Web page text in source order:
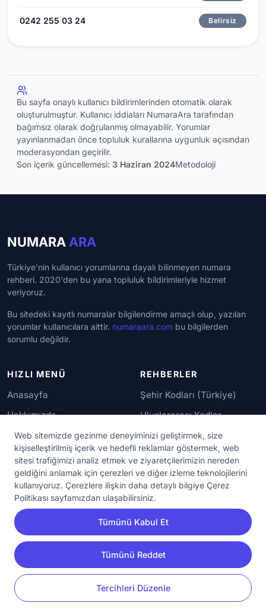
Web sitemizde gezinme deneyiminizi geliştirmek, size
kişiselleştirilmiş içerik ve hedefli reklamlar göstermek, web
sitesi trafiğimizi analiz etmek ve ziyaretçilerimizin nereden
geldiğini anlamak için çerezleri ve diğer izleme teknolojilerini
kullanıyoruz. Çerezlere ilişkin daha detaylı bilgiye Çerez
Politikası sayfamızdan ulaşabilirsiniz.
Tümünü Kabul Et
Tümünü Reddet
Tercihleri Düzenle
0242 255 03 24 Belirsiz
Bu sayfa onaylı kullanıcı bildirimlerinden otomatik olarak
oluşturulmuştur. Kullanıcı iddiaları NumaraAra tarafından
bağımsız olarak doğrulanmış olmayabilir. Yorumlar
yayınlanmadan önce topluluk kurallarına uygunluk açısından
moderasyondan geçirilir.
Son içerik güncellemesi: 3 Haziran 2024Metodoloji
NUMARA ARA
Türkiye'nin kullanıcı yorumlarına dayalı bilinmeyen numara
rehberi. 2020'den bu yana topluluk bildirimleriyle hizmet
veriyoruz.
Bu sitedeki kayıtlı numaralar bilgilendirme amaçlı olup, yazılan
yorumlar kullanıcılara aittir. numaraara.com bu bilgilerden
sorumlu değildir.
HIZLI MENÜ
Anasayfa
Hakkımızda
İletişim
REHBERLER
Şehir Kodları (Türkiye)
Uluslararası Kodlar
Güvenilir Numaralar
YASAL KORUMA
Kullanım Koşulları
Gizlilik Sözleşmesi
KVKK Aydınlatma Metni
Çerez Ayarları
© 2020 - 2026 NumaraAra.com | Tüm Hakları Saklıdır.